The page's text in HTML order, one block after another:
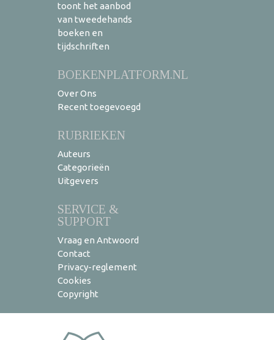
toont het aanbod
van tweedehands
boeken en
tijdschriften
BOEKENPLATFORM.NL
Over Ons
Recent toegevoegd
RUBRIEKEN
Auteurs
Categorieën
Uitgevers
SERVICE &
SUPPORT
Vraag en Antwoord
Contact
Privacy-reglement
Cookies
Copyright